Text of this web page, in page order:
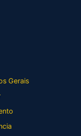
Gerais